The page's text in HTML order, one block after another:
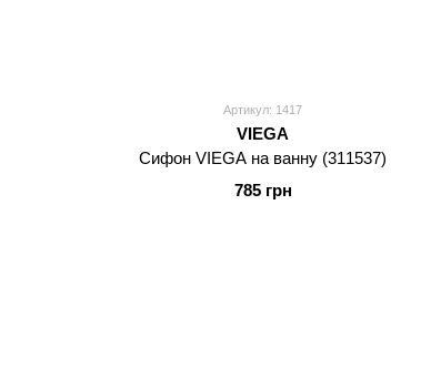
Артикул: 1417
VIEGA
Сифон VIEGA на ванну (311537)
785 грн